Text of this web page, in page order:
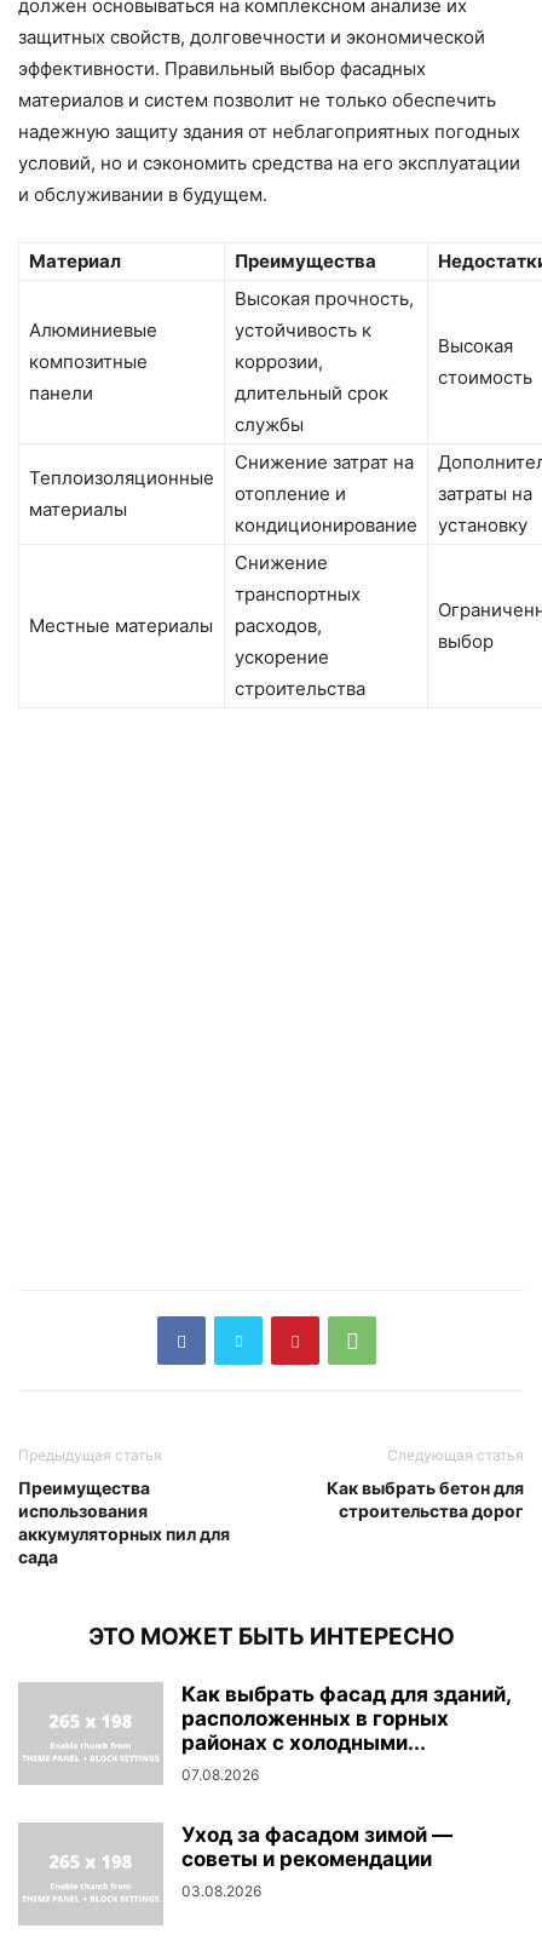
должен основываться на комплексном анализе их
защитных свойств, долговечности и экономической
эффективности. Правильный выбор фасадных
материалов и систем позволит не только обеспечить
надежную защиту здания от неблагоприятных погодных
условий, но и сэкономить средства на его эксплуатации
и обслуживании в будущем.
Материал Преимущества
Алюминиевые
композитные
панели
Высокая прочность,
устойчивость к
коррозии,
длительный срок
службы
Высокая
стоимость
Теплоизоляционные
материалы
Снижение затрат на
отопление и
кондиционирование
затраты на
установку
Местные материалы
Снижение
транспортных
расходов,
ускорение
строительства
выбор
Предыдущая статья
Преимущества
использования
аккумуляторных пил для
сада
Следующая статья
Как выбрать бетон для
строительства дорог
ЭТО МОЖЕТ БЫТЬ ИНТЕРЕСНО
Как выбрать фасад для зданий,
расположенных в горных
районах с холодными...
07.08.2026
Уход за фасадом зимой —
советы и рекомендации
03.08.2026